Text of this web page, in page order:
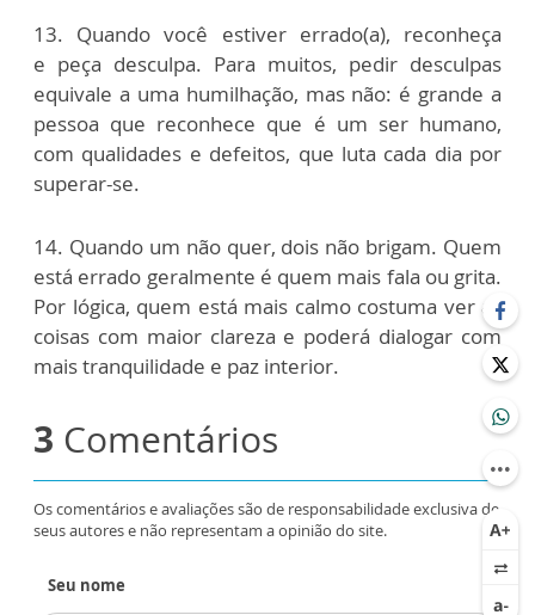
13. Quando você estiver errado(a), reconheça
e peça desculpa. Para muitos, pedir desculpas
equivale a uma humilhação, mas não: é grande a
pessoa que reconhece que é um ser humano,
com qualidades e defeitos, que luta cada dia por
superar-se.
14. Quando um não quer, dois não brigam. Quem
está errado geralmente é quem mais fala ou grita.
Por lógica, quem está mais calmo costuma ver as
coisas com maior clareza e poderá dialogar com
mais tranquilidade e paz interior.
3 Comentários
Os comentários e avaliações são de responsabilidade exclusiva de
seus autores e não representam a opinião do site.
Seu nome